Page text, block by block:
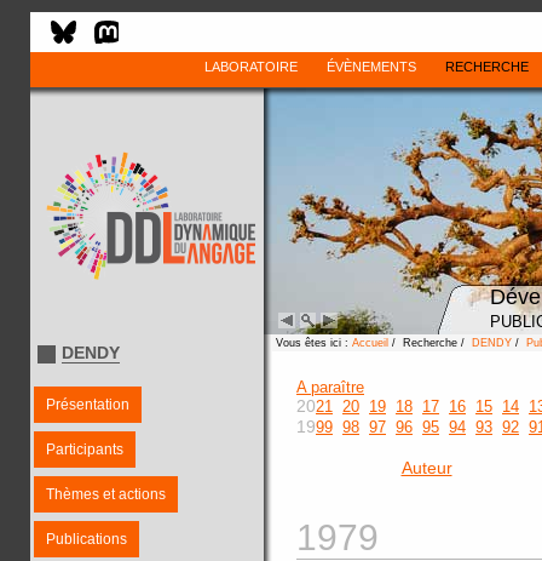
LABORATOIRE ÉVÈNEMENTS RECHERCHE
DENDY
Présentation
Participants
Thèmes et actions
Publications
Vous êtes ici : Accueil / Recherche / DENDY /
A paraître
2021 20 19 18 17 16 15 14
1999 98 97 96 95 94 93 92
Auteur
1979